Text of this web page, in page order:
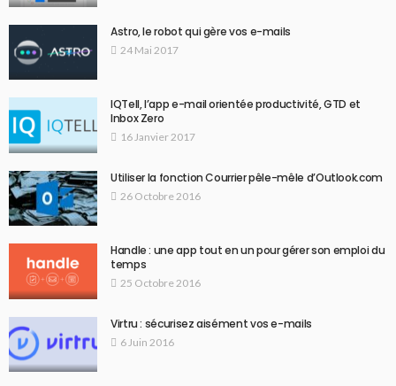
Astro, le robot qui gère vos e-mails
24 Mai 2017
IQTell, l’app e-mail orientée productivité, GTD et
Inbox Zero
16 Janvier 2017
Utiliser la fonction Courrier pêle-mêle d’Outlook.com
26 Octobre 2016
Handle : une app tout en un pour gérer son emploi du
temps
25 Octobre 2016
Virtru : sécurisez aisément vos e-mails
6 Juin 2016